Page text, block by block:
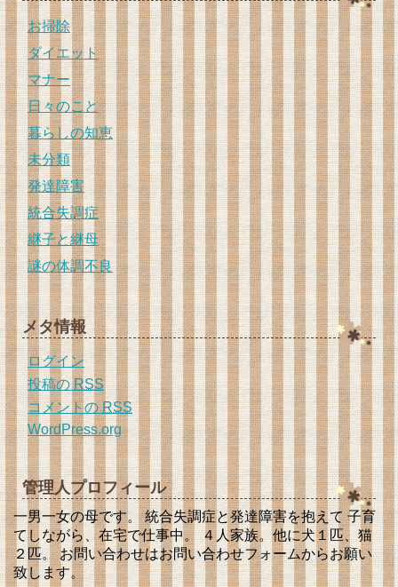
お掃除
ダイエット
マナー
日々のこと
暮らしの知恵
未分類
発達障害
統合失調症
継子と継母
謎の体調不良
メタ情報
ログイン
投稿のRSS
コメントのRSS
WordPress.org
管理人プロフィール
一男一女の母です。 統合失調症と発達障害を抱えて 子育
てしながら、在宅で仕事中。 ４人家族。他に犬１匹、猫
２匹。 お問い合わせはお問い合わせフォームからお願い
致します。